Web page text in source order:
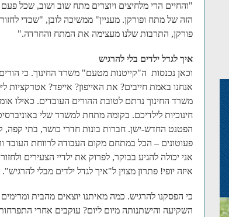
"והחיים הרי מלחיצים ויוצרים מתח שוב ושוב, שכל
הזה של מתח ופורקן. מעניין" ממשיכה לובן, "שכדי
פורקן, התרבות שלנו מעצימה את המתח והחרדה."
איך לגדל ילדים בלי להרגיש
וכאן נכנסות ה"קייטנות מטעם" משרד החינוך. כי
אנחנו באמת חייבים? את האייפון? אייפד? אטרקציות
משרד החינוך נרתם לטובת ההורים העובדים. כאילו
חינוכיות לילדיכם. בקומה מתחת למשרד שלי
הפטנט החדש-ישן. חברות בונות חדרי כושר, בתי קפה,
פעוטונים – הכל במתחם מקום העבודה לרווחת העובד
אני יכולה להגיע בבוקר, לפרוק את ילדיי הצעירים
איזה יופי! פתרון מצוין ל"איך לגדל ילדים מבלי להרגיש".
כי הפסקנו להרגיש. כמה מאיתנו יוצאים מהבית
השקיעה והישתנותה מיום ליום? עוקבים אחרי